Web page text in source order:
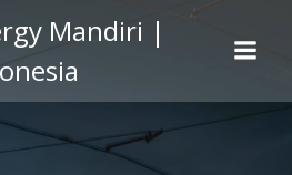
to
content
Mandiri |